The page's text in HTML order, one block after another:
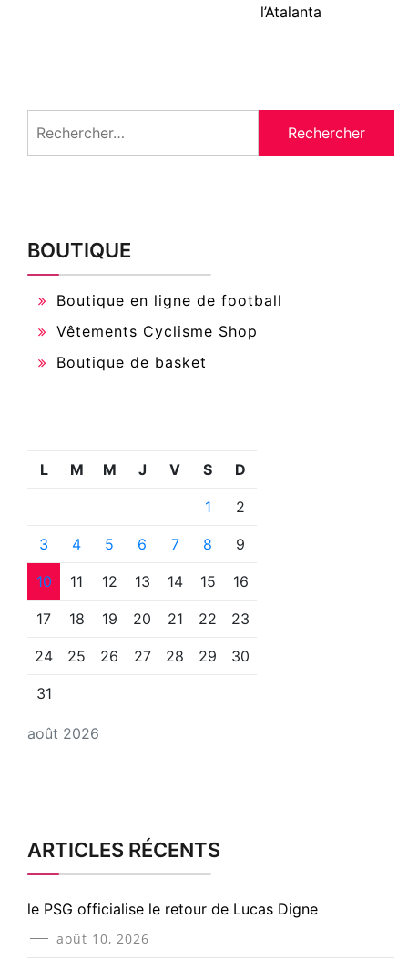
l’Atalanta
BOUTIQUE
Boutique en ligne de football
Vêtements Cyclisme Shop
Boutique de basket
août 2026
L M M J V S D
1 2
3 4 5 6 7 8 9
10 11 12 13 14 15 16
17 18 19 20 21 22 23
24 25 26 27 28 29 30
31
ARTICLES RÉCENTS
le PSG officialise le retour de Lucas Digne
août 10, 2026